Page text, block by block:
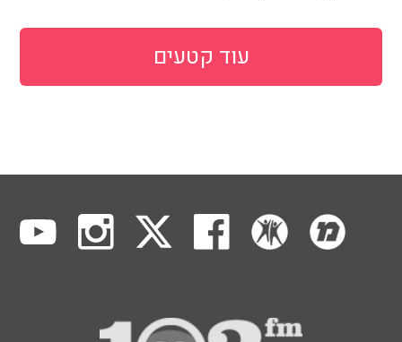
עוד קטעים